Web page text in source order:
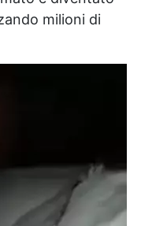
milioni di